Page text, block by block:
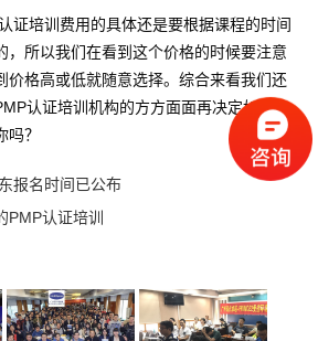
证培训费用的具体还是要根据课程的时间
，所以我们在看到这个价格的时候要注意
价格高或低就随意选择。综合来看我们还
认证培训机构的方方面面再决定如何。
？
报名时间已公布
PMP认证培训